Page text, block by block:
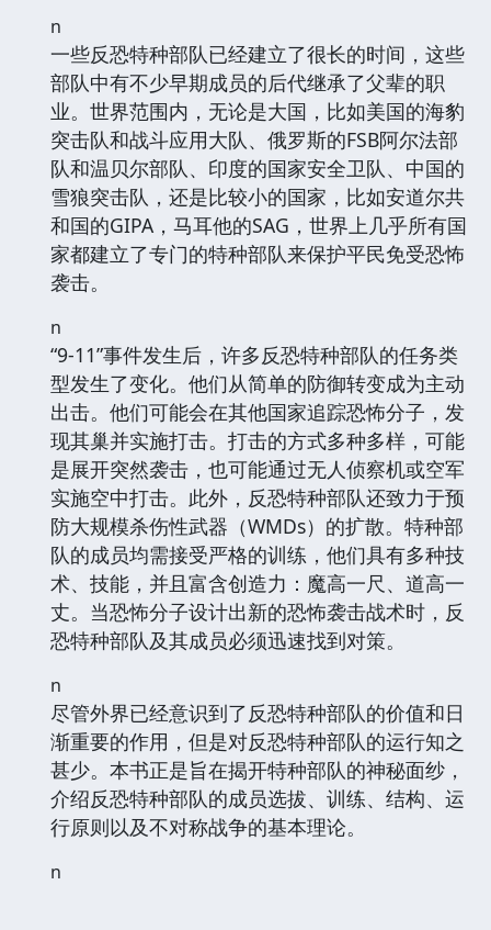
n
一些反恐特种部队已经建立了很长的时间，这些
部队中有不少早期成员的后代继承了父辈的职
业。世界范围内，无论是大国，比如美国的海豹
突击队和战斗应用大队、俄罗斯的FSB阿尔法部
队和温贝尔部队、印度的国家安全卫队、中国的
雪狼突击队，还是比较小的国家，比如安道尔共
和国的GIPA，马耳他的SAG，世界上几乎所有国
家都建立了专门的特种部队来保护平民免受恐怖
袭击。
n
“9-11”事件发生后，许多反恐特种部队的任务类
型发生了变化。他们从简单的防御转变成为主动
出击。他们可能会在其他国家追踪恐怖分子，发
现其巢并实施打击。打击的方式多种多样，可能
是展开突然袭击，也可能通过无人侦察机或空军
实施空中打击。此外，反恐特种部队还致力于预
防大规模杀伤性武器（WMDs）的扩散。特种部
队的成员均需接受严格的训练，他们具有多种技
术、技能，并且富含创造力：魔高一尺、道高一
丈。当恐怖分子设计出新的恐怖袭击战术时，反
恐特种部队及其成员必须迅速找到对策。
n
尽管外界已经意识到了反恐特种部队的价值和日
渐重要的作用，但是对反恐特种部队的运行知之
甚少。本书正是旨在揭开特种部队的神秘面纱，
介绍反恐特种部队的成员选拔、训练、结构、运
行原则以及不对称战争的基本理论。
n